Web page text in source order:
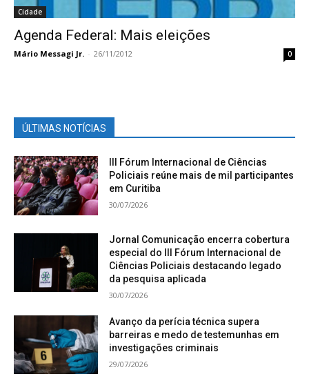
Cidade
Agenda Federal: Mais eleições
Mário Messagi Jr. - 26/11/2012 0
ÚLTIMAS NOTÍCIAS
III Fórum Internacional de Ciências
Policiais reúne mais de mil participantes
em Curitiba
30/07/2026
Jornal Comunicação encerra cobertura
especial do III Fórum Internacional de
Ciências Policiais destacando legado
da pesquisa aplicada
30/07/2026
Avanço da perícia técnica supera
barreiras e medo de testemunhas em
investigações criminais
29/07/2026